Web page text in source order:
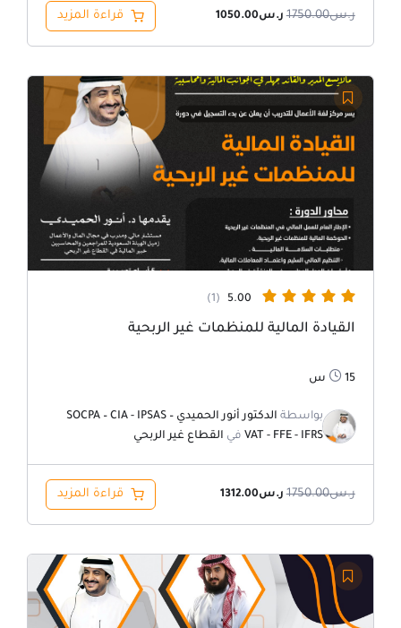
ر.س1750.00 ر.س1050.00 قراءة المزيد
5.00
(1)
القيادة المالية للمنظمات غير الربحية
15س
بواسطة
الدكتور أنور الحميدي SOCPA – CIA - IPSAS –
VAT - FFE - IFRS في القطاع غير الربحي
ر.س1750.00
السعر
هو:
ر.س1750.00.
ر.س1312.00
السعر
هو:
قراءة المزيد